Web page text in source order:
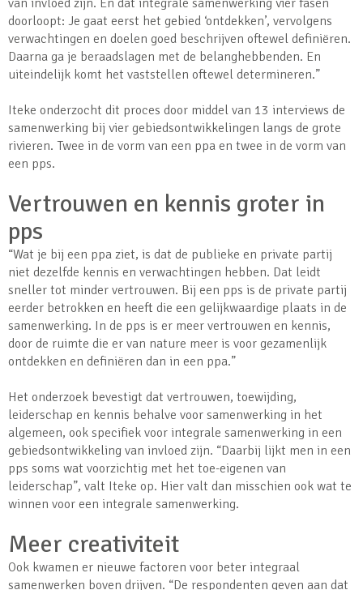
doorloopt: Je gaat eerst het gebied ‘ontdekken’, vervolgens
verwachtingen en doelen goed beschrijven oftewel definiëren.
Daarna ga je beraadslagen met de belanghebbenden. En
uiteindelijk komt het vaststellen oftewel determineren.”
Iteke onderzocht dit proces door middel van 13 interviews de
samenwerking bij vier gebiedsontwikkelingen langs de grote
rivieren. Twee in de vorm van een ppa en twee in de vorm van
een pps.
Vertrouwen en kennis groter in
pps
“Wat je bij een ppa ziet, is dat de publieke en private partij
niet dezelfde kennis en verwachtingen hebben. Dat leidt
sneller tot minder vertrouwen. Bij een pps is de private partij
eerder betrokken en heeft die een gelijkwaardige plaats in de
samenwerking. In de pps is er meer vertrouwen en kennis,
door de ruimte die er van nature meer is voor gezamenlijk
ontdekken en definiëren dan in een ppa.”
Het onderzoek bevestigt dat vertrouwen, toewijding,
leiderschap en kennis behalve voor samenwerking in het
algemeen, ook specifiek voor integrale samenwerking in een
gebiedsontwikkeling van invloed zijn. “Daarbij lijkt men in een
pps soms wat voorzichtig met het toe-eigenen van
leiderschap”, valt Iteke op. Hier valt dan misschien ook wat te
winnen voor een integrale samenwerking.
Meer creativiteit
Ook kwamen er nieuwe factoren voor beter integraal
samenwerken boven drijven. “De respondenten geven aan dat